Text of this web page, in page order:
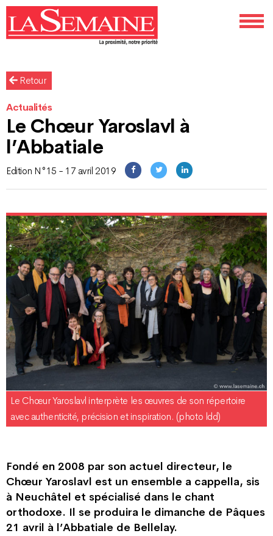
Retour
Actualités
Le Chœur Yaroslavl à
l’Abbatiale
Edition N°15 - 17 avril 2019
Le Chœur Yaroslavl interprète les œuvres de son répertoire
avec authenticité, précision et inspiration. (photo ldd)
Fondé en 2008 par son actuel directeur, le
Chœur Yaroslavl est un ensemble a cappella, sis
à Neuchâtel et spécialisé dans le chant
orthodoxe. Il se produira le dimanche de Pâques
21 avril à l’Abbatiale de Bellelay.